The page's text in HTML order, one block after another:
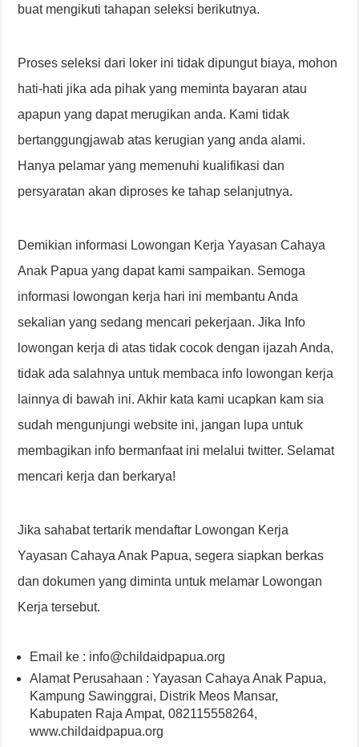
buat mengikuti tahapan seleksi berikutnya.
Proses seleksi dari loker ini tidak dipungut biaya, mohon
hati-hati jika ada pihak yang meminta bayaran atau
apapun yang dapat merugikan anda. Kami tidak
bertanggungjawab atas kerugian yang anda alami.
Hanya pelamar yang memenuhi kualifikasi dan
persyaratan akan diproses ke tahap selanjutnya.
Demikian informasi Lowongan Kerja Yayasan Cahaya
Anak Papua yang dapat kami sampaikan. Semoga
informasi lowongan kerja hari ini membantu Anda
sekalian yang sedang mencari pekerjaan. Jika Info
lowongan kerja di atas tidak cocok dengan ijazah Anda,
tidak ada salahnya untuk membaca info lowongan kerja
lainnya di bawah ini. Akhir kata kami ucapkan kam sia
sudah mengunjungi website ini, jangan lupa untuk
membagikan info bermanfaat ini melalui twitter. Selamat
mencari kerja dan berkarya!
Jika sahabat tertarik mendaftar Lowongan Kerja
Yayasan Cahaya Anak Papua, segera siapkan berkas
dan dokumen yang diminta untuk melamar Lowongan
Kerja tersebut.
Email ke : info@childaidpapua.org
Alamat Perusahaan : Yayasan Cahaya Anak Papua,
Kampung Sawinggrai, Distrik Meos Mansar,
Kabupaten Raja Ampat, 082115558264,
www.childaidpapua.org